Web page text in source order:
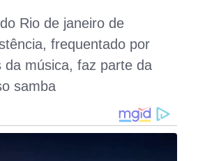
Rio de janeiro de
frequentado por
da música, faz parte da
samba